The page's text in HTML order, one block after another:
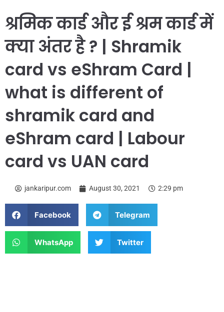
श्रमिक कार्ड और ई श्रम कार्ड में
क्या अंतर है ? | Shramik
card vs eShram Card |
what is different of
shramik card and
eShram card | Labour
card vs UAN card
jankaripur.com August 30, 2021 2:29 pm
Facebook Telegram
WhatsApp Twitter